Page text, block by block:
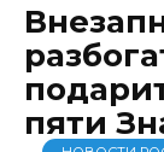
пяти